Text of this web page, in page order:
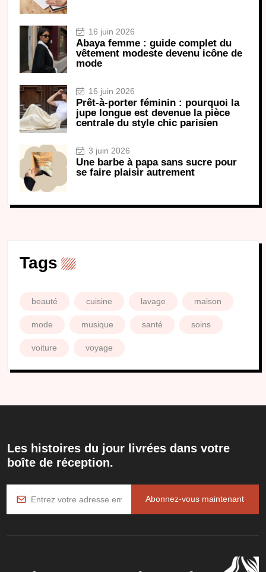
16 juin 2026
Abaya femme : guide complet du
vêtement modeste devenu icône de
mode
16 juin 2026
Prêt-à-porter féminin : pourquoi la
jupe longue est devenue la pièce
centrale du style chic parisien
3 juin 2026
Une barbe à papa sans sucre pour
se faire plaisir autrement
Tags
beauté cuisine lavage maison
mode musique santé soins
voiture voyage
Les histoires du jour livrées dans votre
boîte de réception.
Abonnez-vous maintenant